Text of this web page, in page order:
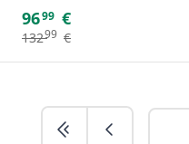
9699 €
13299 €